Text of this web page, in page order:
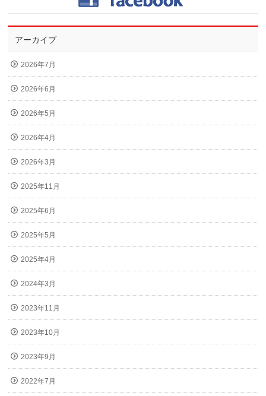
アーカイブ
2026年7月
2026年6月
2026年5月
2026年4月
2026年3月
2025年11月
2025年6月
2025年5月
2025年4月
2024年3月
2023年11月
2023年10月
2023年9月
2022年7月